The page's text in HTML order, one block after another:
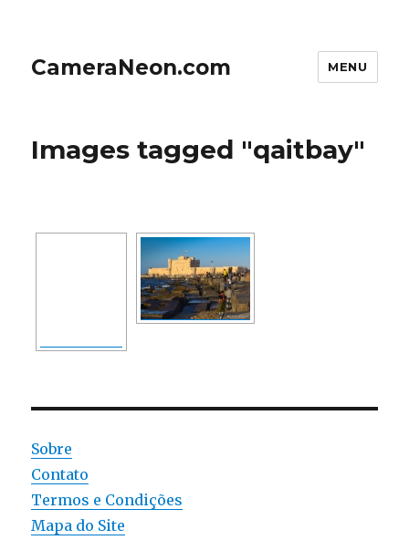
CameraNeon.com MENU
Images tagged "qaitbay"
Sobre
Contato
Termos e Condições
Mapa do Site